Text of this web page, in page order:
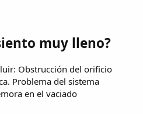
muy lleno?
Obstrucción del orificio
Problema del sistema
en el vaciado